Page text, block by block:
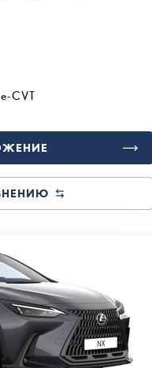
e-CVT